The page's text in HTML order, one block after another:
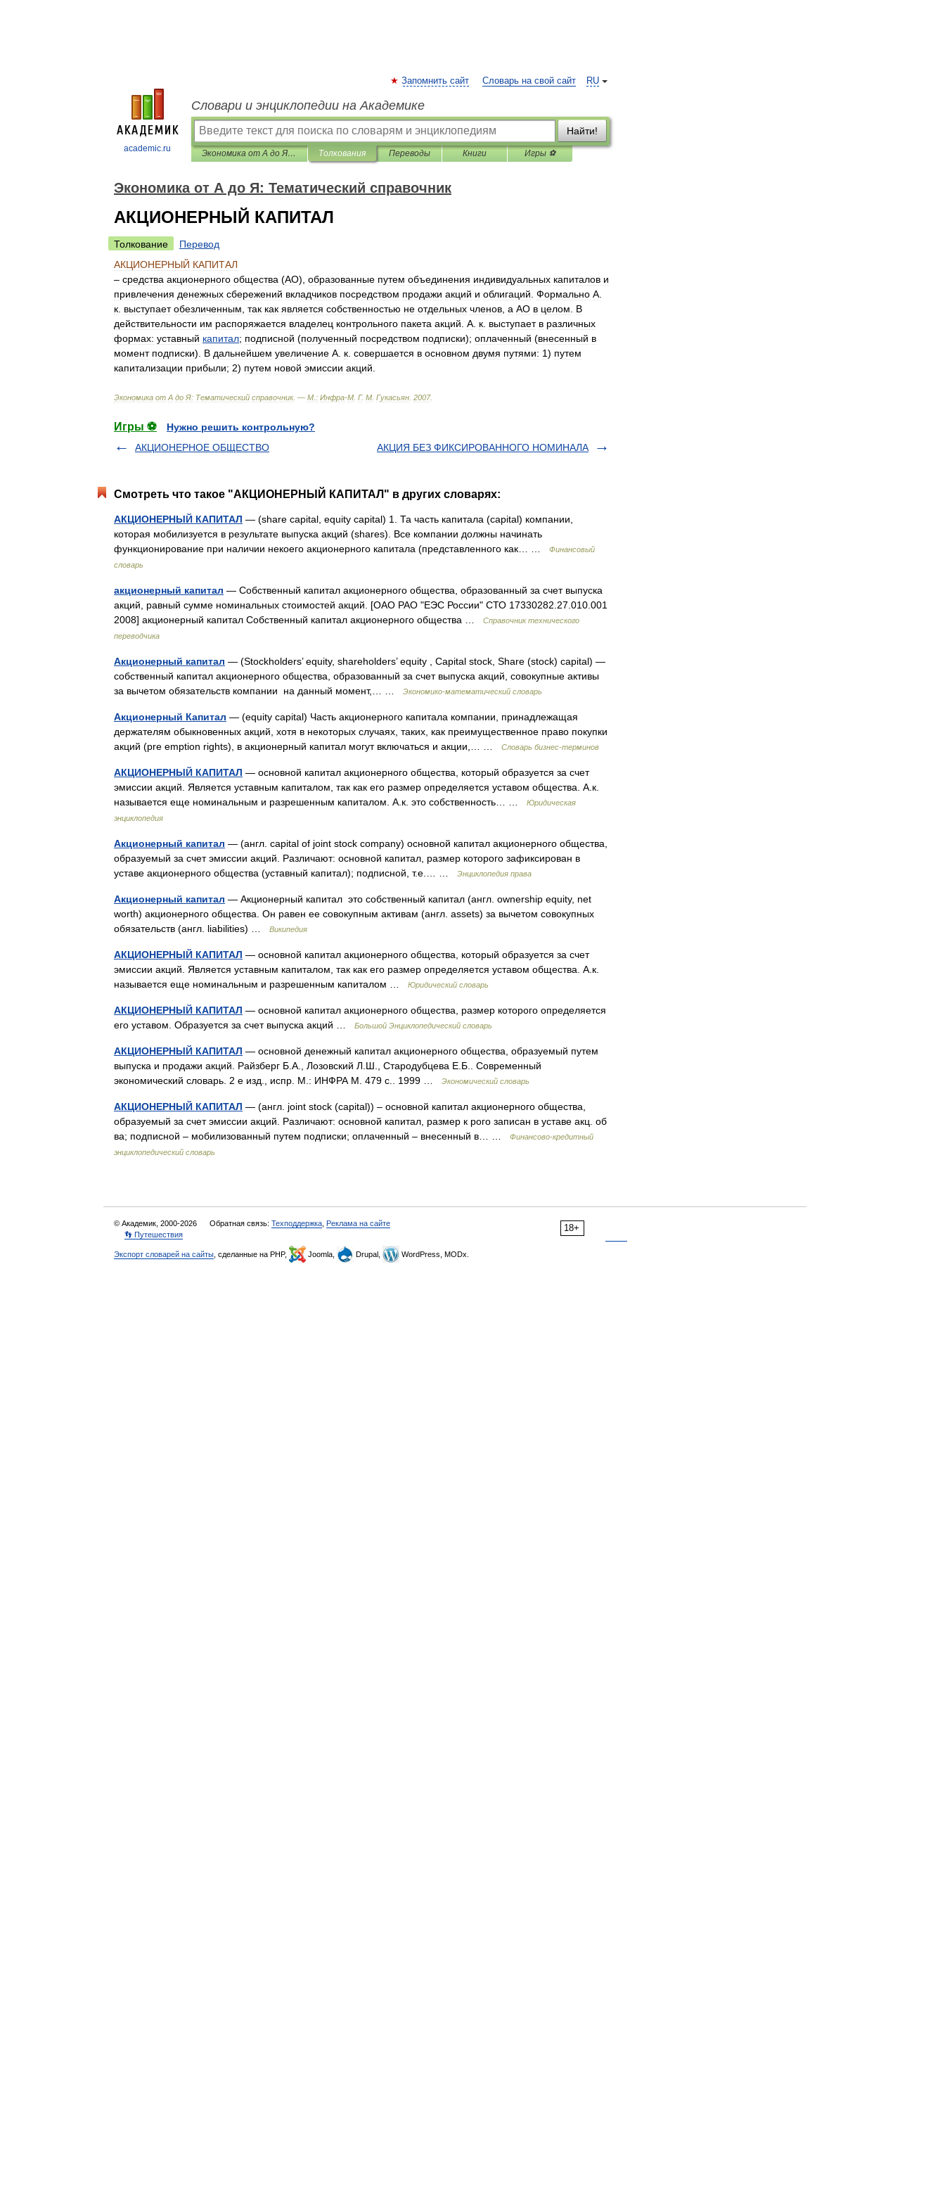
academic.ru
RU
Запомнить сайт Словарь на свой сайт
Словари и энциклопедии на Академике
Найти!
Экономика от А до Я: Тематический справочник Толкования Переводы Книги Игры ⚽
Экономика от А до Я: Тематический справочник
АКЦИОНЕРНЫЙ КАПИТАЛ
Толкование
Перевод
АКЦИОНЕРНЫЙ КАПИТАЛ
– средства акционерного общества (АО), образованные путем объединения индивидуальных капиталов и
привлечения денежных сбережений вкладчиков посредством продажи акций и облигаций Формально А
к выступает обезличенным так как является собственностью не отдельных членов а АО в целом
В
действительности им распоряжается владелец контрольного пакета акций А к выступает в различных
формах: уставный капитал; подписной (полученный посредством подписки); оплаченный (внесенный в
момент подписки). В дальнейшем увеличение А к совершается в основном двумя путями: 1) путем
капитализации прибыли; 2) путем новой эмиссии акций
Экономика от А до Я: Тематический справочник. — М : Инфра-М Г. М Гукасьян 2007.
Игры ⚽
Нужно решить контрольную?
АКЦИОНЕРНОЕ ОБЩЕСТВО
АКЦИЯ БЕЗ ФИКСИРОВАННОГО НОМИНАЛА
Смотреть что такое "АКЦИОНЕРНЫЙ КАПИТАЛ" в других словарях:
АКЦИОНЕРНЫЙ КАПИТАЛ — (share capital, equity capital) 1. Та часть капитала (capital) компании,
которая мобилизуется в результате выпуска акций (shares). Все компании должны начинать
функционирование при наличии некоего акционерного капитала (представленного как… …
Финансовый
словарь
акционерный капитал — Собственный капитал акционерного общества, образованный за счет выпуска
акций, равный сумме номинальных стоимостей акций. [ОАО РАО "ЕЭС России" СТО 17330282.27.010.001
2008] акционерный капитал Собственный капитал акционерного общества …
Справочник технического
переводчика
Акционерный капитал — (Stockholders’ equity, shareholders’ equity , Capital stock, Share (stock) capital) —
собственный капитал акционерного общества, образованный за счет выпуска акций, совокупные активы
за вычетом обязательств компании на данный момент,… …
Экономико-математический словарь
Акционерный Капитал — (equity capital) Часть акционерного капитала компании, принадлежащая
держателям обыкновенных акций, хотя в некоторых случаях, таких, как преимущественное право покупки
акций (pre emption rights), в акционерный капитал могут включаться и акции,… …
Словарь бизнес-терминов
АКЦИОНЕРНЫЙ КАПИТАЛ — основной капитал акционерного общества, который образуется за счет
эмиссии акций. Является уставным капиталом, так как его размер определяется уставом общества. А.к.
называется еще номинальным и разрешенным капиталом. А.к. это собственность… …
Юридическая
энциклопедия
Акционерный капитал — (англ. capital of joint stock company) основной капитал акционерного общества,
образуемый за счет эмиссии акций. Различают: основной капитал, размер которого зафиксирован в
уставе акционерного общества (уставный капитал); подписной, т.е.… …
Энциклопедия права
Акционерный капитал — Акционерный капитал это собственный капитал (англ. ownership equity, net
worth) акционерного общества. Он равен ее совокупным активам (англ. assets) за вычетом совокупных
обязательств (англ. liabilities) …
Википедия
АКЦИОНЕРНЫЙ КАПИТАЛ — основной капитал акционерного общества, который образуется за счет
эмиссии акций. Является уставным капиталом, так как его размер определяется уставом общества. А.к.
называется еще номинальным и разрешенным капиталом …
Юридический словарь
АКЦИОНЕРНЫЙ КАПИТАЛ — основной капитал акционерного общества, размер которого определяется
его уставом. Образуется за счет выпуска акций …
Большой Энциклопедический словарь
АКЦИОНЕРНЫЙ КАПИТАЛ — основной денежный капитал акционерного общества, образуемый путем
выпуска и продажи акций. Райзберг Б.А., Лозовский Л.Ш., Стародубцева Е.Б.. Современный
экономический словарь. 2 е изд., испр. М.: ИНФРА М. 479 с.. 1999 …
Экономический словарь
АКЦИОНЕРНЫЙ КАПИТАЛ — (англ. joint stock (capital)) – основной капитал акционерного общества,
образуемый за счет эмиссии акций. Различают: основной капитал, размер к рого записан в уставе акц. об
ва; подписной – мобилизованный путем подписки; оплаченный – внесенный в… …
Финансово-кредитный
энциклопедический словарь
18+
© Академик, 2000-2026 Обратная связь: Техподдержка Реклама на сайте
👣 Путешествия
Экспорт словарей на сайты , сделанные на PHP, Joomla, Drupal, WordPress, MODx.